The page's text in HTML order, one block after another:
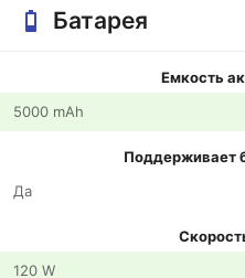
Батарея
Емкость
5000 mAh
Поддерживает
Да
120 W